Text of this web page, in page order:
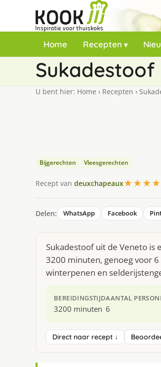
Home Recepten
Sukadestoof
U bent hier: Home › Recepten ›
Bijgerechten Vleesgerechten
Recept van deuxchapeaux
Delen: WhatsApp Facebook
Sukadestoof uit de Veneto is
3200 minuten, genoeg voor
winterpenen en
BEREIDINGSTIJD
3200 minuten
AANTAL
6
Direct naar recept ↓